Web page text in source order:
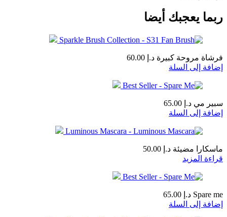
ربما يعجبك أيضا
فرشاة مروحة كبيرة د.إ
إضافة إلى السلة
سبير مي د.إ
إضافة إلى السلة
ماسكارا مضيئة د.إ
قراءة المزيد
Spare me د.إ
إضافة إلى السلة